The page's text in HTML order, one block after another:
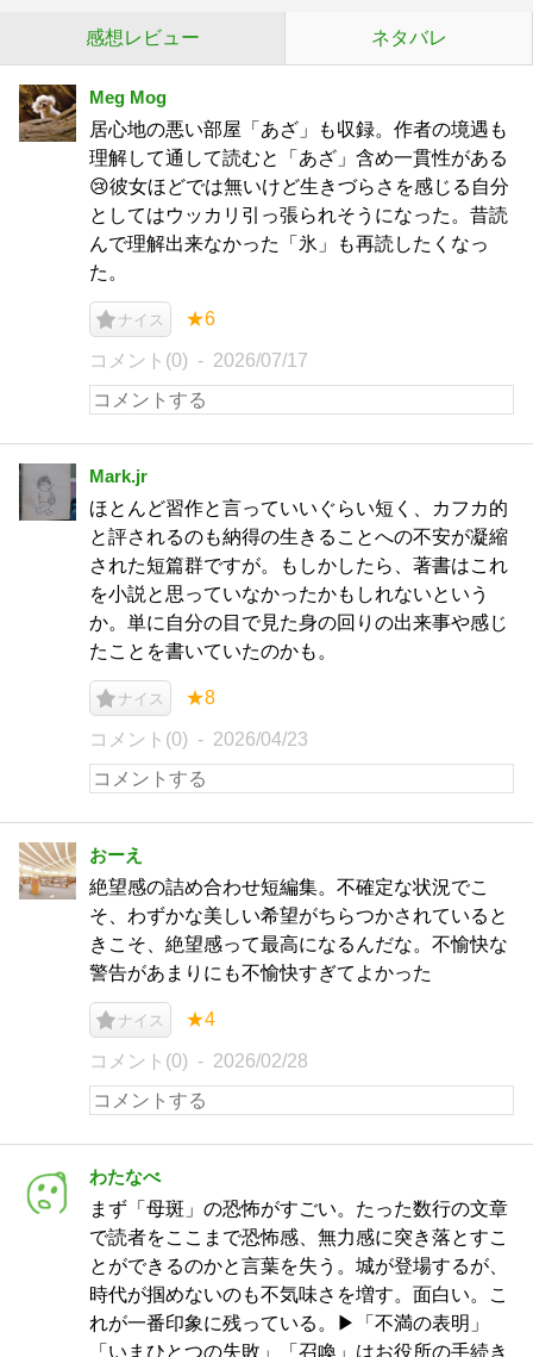
感想レビュー ネタバレ
Meg Mog
居心地の悪い部屋「あざ」も収録。作者の境遇も
理解して通して読むと「あざ」含め一貫性がある
😢彼女ほどでは無いけど生きづらさを感じる自分
としてはウッカリ引っ張られそうになった。昔読
んで理解出来なかった「氷」も再読したくなっ
た。
ナイス ★6
コメント(0) 2026/07/17
Mark.jr
ほとんど習作と言っていいぐらい短く、カフカ的
と評されるのも納得の生きることへの不安が凝縮
された短篇群ですが。もしかしたら、著書はこれ
を小説と思っていなかったかもしれないという
か。単に自分の目で見た身の回りの出来事や感じ
たことを書いていたのかも。
ナイス ★8
コメント(0) 2026/04/23
おーえ
絶望感の詰め合わせ短編集。不確定な状況でこ
そ、わずかな美しい希望がちらつかされていると
きこそ、絶望感って最高になるんだな。不愉快な
警告があまりにも不愉快すぎてよかった
ナイス ★4
コメント(0) 2026/02/28
わたなべ
まず「母斑」の恐怖がすごい。たった数行の文章
で読者をここまで恐怖感、無力感に突き落とすこ
とができるのかと言葉を失う。城が登場するが、
時代が掴めないのも不気味さを増す。面白い。こ
れが一番印象に残っている。▶︎「不満の表明」
「いまひとつの失敗」「召喚」はお役所の手続き